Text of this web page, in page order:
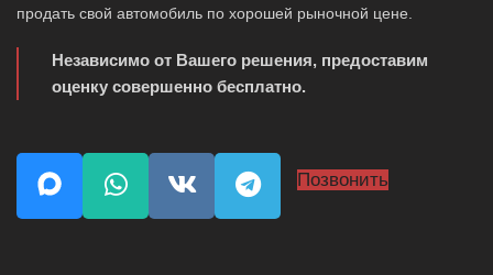
продать свой автомобиль по хорошей рыночной цене.
Независимо от Вашего решения, предоставим
оценку совершенно бесплатно.
Позвонить